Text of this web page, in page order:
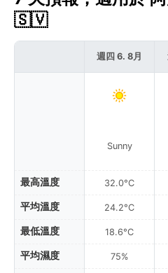
🇸🇻
最高溫度
平均溫度
最低溫度
平均濕度
週四 6. 8月
Sunny
32.0°C
24.2°C
18.6°C
75%